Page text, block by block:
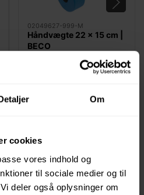
Om
cookies
vores indhold og
til sociale medier og til
deler også oplysninger om
02049627-999-M
Håndvægte 22 x 15 cm |
BECO
Specifikationer